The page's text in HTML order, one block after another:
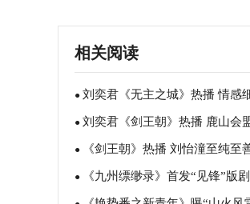
相关阅读
● 刘奕君《无主之城》热播 情感
是戏
● 刘奕君《剑王朝》热播 鹿山会
王者风范
● 《剑王朝》热播 刘怡潼至纯至
人爱
● 《九州缥缈录》首发“见锋”版